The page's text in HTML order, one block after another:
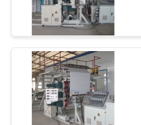
बारे
फ़ैक्टरी